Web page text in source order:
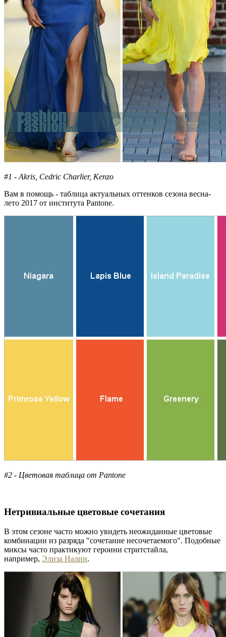
#1 - Akris, Cedric Charlier, Kenzo
Вам в помощь - таблица актуальных оттенков сезона весна-
лето 2017 от института Pantone.
#2 - Цветовая таблица от Pantone
Нетривиальные цветовые сочетания
В этом сезоне часто можно увидеть неожиданные цветовые
комбинации из разряда "сочетание несочетаемого". Подобные
миксы часто практикуют героини стритстайла,
например, Элиза Налин.